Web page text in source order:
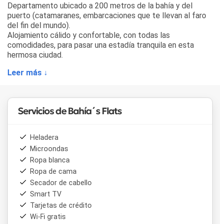
Departamento ubicado a 200 metros de la bahía y del
puerto (catamaranes, embarcaciones que te llevan al faro
del fin del mundo).
Alojamiento cálido y confortable, con todas las
comodidades, para pasar una estadía tranquila en esta
hermosa ciudad.
Leer más ↓
Servicios de Bahía´s Flats
Heladera
Microondas
Ropa blanca
Ropa de cama
Secador de cabello
Smart TV
Tarjetas de crédito
Wi-Fi gratis